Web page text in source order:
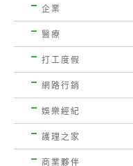
企業
醫療
打工度假
網路行銷
娛樂經紀
護理之家
商業夥伴